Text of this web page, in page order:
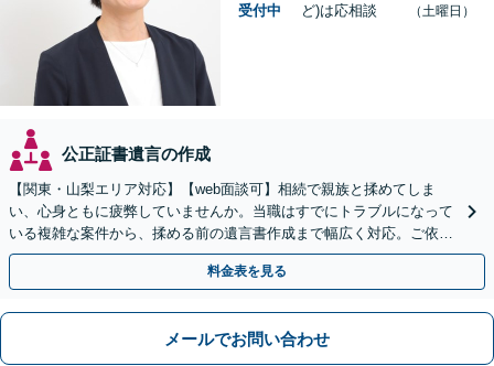
受付中
ど)は応相談
（土曜日）
公正証書遺言の作成
【関東・山梨エリア対応】【web面談可】相続で親族と揉めてしま
い、心身ともに疲弊していませんか。当職はすでにトラブルになって
いる複雑な案件から、揉める前の遺言書作成まで幅広く対応。ご依頼
者様の心に最後まで寄り添います。【休日面談可】
料金表を見る
メールでお問い合わせ